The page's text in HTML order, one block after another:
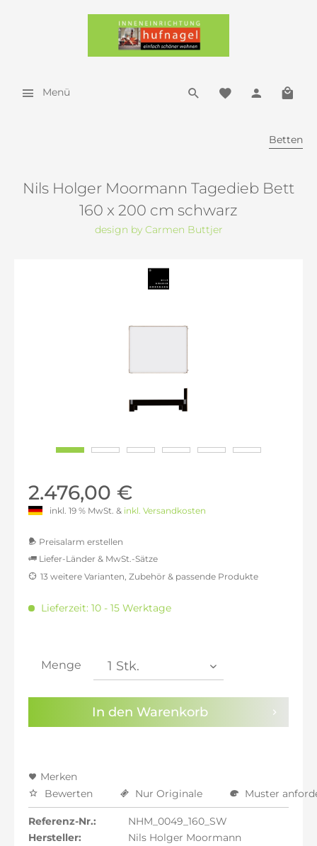
Menü
Betten
Nils Holger Moormann Tagedieb Bett
160 x 200 cm schwarz
design by Carmen Buttjer
2.476,00 €
inkl. 19 % MwSt. & inkl. Versandkosten
Preisalarm erstellen
Sie haben dieDatenschutzbestimmungenzur
Kenntnis genommen.
Liefer-Länder & MwSt.-Sätze
inkl. 16% MwSt.: 2.413,58 €
inkl. 20% MwSt.: 2.496,81 €
inkl. 21% MwSt.: 2.517,61 €
inkl. 22% MwSt.: 2.538,42 €
13 weitere Varianten, Zubehör & passende Produkte
Lieferzeit: 10 - 15 Werktage
Menge
In den Warenkorb
Merken
Bewerten
Nur Originale Muster
Referenz-Nr.:
NHM_0049_160_SW
Hersteller:
Nils Holger Moormann